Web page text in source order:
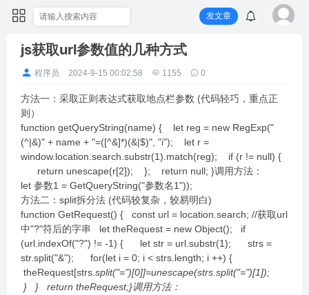
发文章
js获取url参数值的几种方式
程序员 2024-9-15 00:02:58 1155 0
方法一：采取正则表达式获取地点栏参数 (代码轻巧，重点正
则）
function getQueryString(name) { let reg = new RegExp("
(^|&)" + name + "=([^&]*)(&|$)", "i"); let r =
window.location.search.substr(1).match(reg); if (r != null) {
return unescape(r[2]); }; return null; }调用方法：
let 参数1 = GetQueryString("参数名1"));
方法二：split拆分法 (代码较复杂，较易明白)
function GetRequest() { const url = location.search; //获取url
中"?"符后的字串 let theRequest = new Object(); if
(url.indexOf("?") != -1) { let str = url.substr(1); strs =
str.split("&"); for(let i = 0; i < strs.length; i ++) {
theRequest[strs .split("=")[0]]=unescape(strs .split("=")[1]);
} } return theRequest;}调用方法：